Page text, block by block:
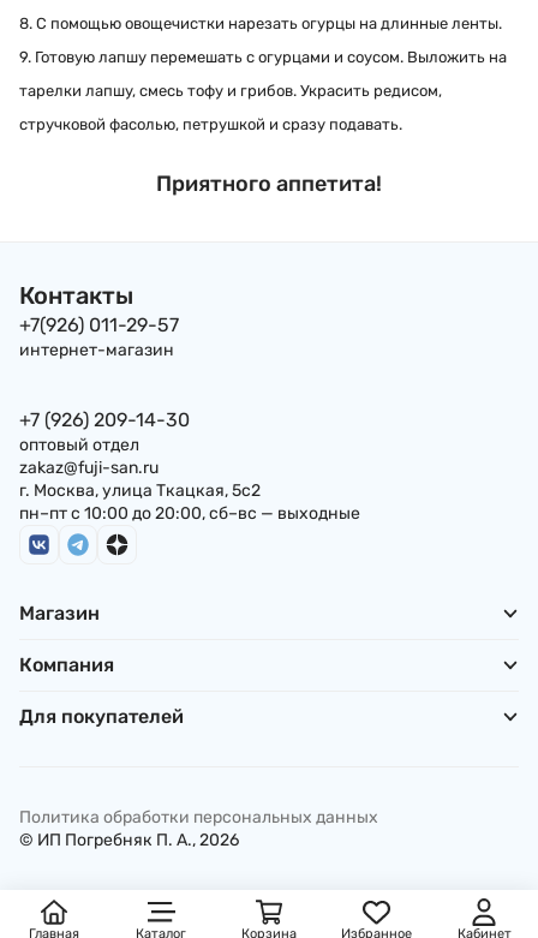
8. С помощью овощечистки нарезать огурцы на длинные ленты.
9. Готовую лапшу перемешать с огурцами и соусом. Выложить на
тарелки лапшу, смесь тофу и грибов. Украсить редисом,
стручковой фасолью, петрушкой и сразу подавать.
Приятного аппетита!
Главная Каталог Корзина Избранное Кабинет
Контакты
+7(926) 011-29-57
интернет-магазин
+7 (926) 209-14-30
оптовый отдел
zakaz@fuji-san.ru
г. Москва, улица Ткацкая, 5с2
пн–пт с 10:00 до 20:00, сб–вс — выходные
Магазин
Компания
Для покупателей
© ИП Погребняк П. А., 2026
Политика обработки персональных данных